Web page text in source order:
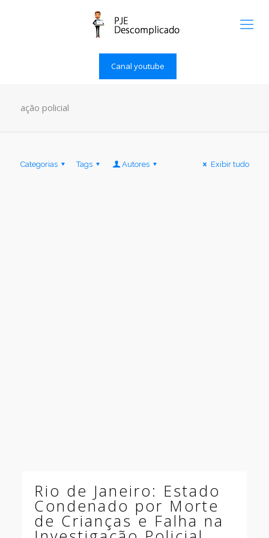
Canal youtube
ação policial
Categorias Tags Autores Exibir tudo
Rio de Janeiro: Estado
Condenado por Morte
de Crianças e Falha na